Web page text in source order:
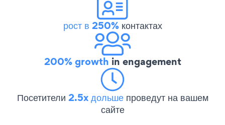
рост в 250%контактах
200% growth in engagement
Посетители 2.5x дольше проведут на вашем
сайте